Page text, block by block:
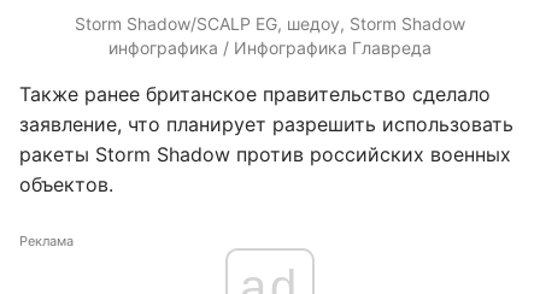
Storm Shadow/SCALP EG, шедоу, Storm Shadow
инфографика / Инфографика Главреда
Также ранее британское правительство сделало
заявление, что планирует разрешить использовать
ракеты Storm Shadow против российских военных
объектов.
Реклама